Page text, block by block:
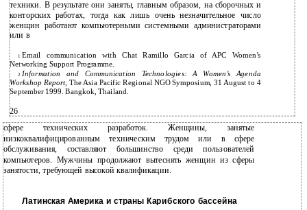
техники. В результате они заняты, главным образом, на сборочных и
конторских работах, тогда как лишь очень незначительное число
женщин работают компьютерными системными администраторами
или в
1 Email communication with Chat Ramillo Garcia of APC Women’s
Networking Support Programme.
2 Information and Communication Technologies: A Women’s Agenda
Workshop Report, The Asia Pacific Regional NGO Symposium, 31 August to 4
September 1999. Bangkok, Thailand.
26
сфере технических разработок. Женщины, занятые
низкоквалифицированным техническим трудом или в сфере
обслуживания, составляют большинство среди пользователей
компьютеров. Мужчины продолжают вытеснять женщин из сферы
занятости, требующей высокой квалификации.
Латинская Америка и страны Карибского бассейна